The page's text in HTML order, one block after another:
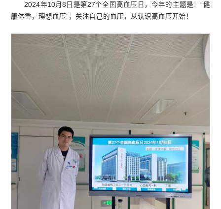
2024年10月8日是第27个全国高血压日，今年的主题是：“健
康体重，理想血压”，关注自己的血压，从认识高血压开始！